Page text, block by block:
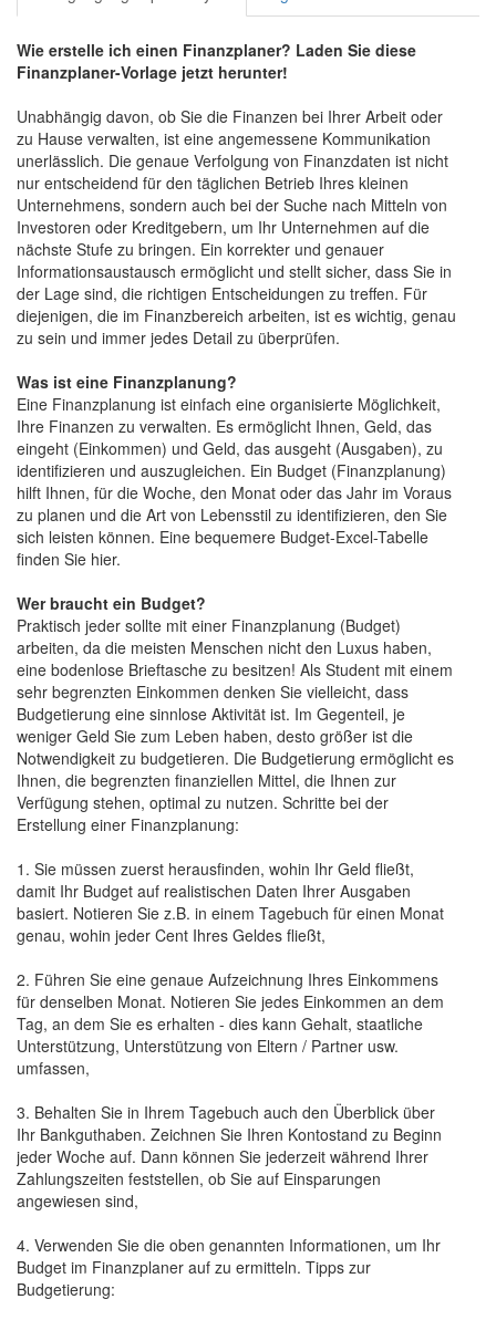
Wie erstelle ich einen Finanzplaner? Laden Sie diese
Finanzplaner-Vorlage jetzt herunter!
Unabhängig davon, ob Sie die Finanzen bei Ihrer Arbeit oder
zu Hause verwalten, ist eine angemessene Kommunikation
unerlässlich. Die genaue Verfolgung von Finanzdaten ist nicht
nur entscheidend für den täglichen Betrieb Ihres kleinen
Unternehmens, sondern auch bei der Suche nach Mitteln von
Investoren oder Kreditgebern, um Ihr Unternehmen auf die
nächste Stufe zu bringen. Ein korrekter und genauer
Informationsaustausch ermöglicht und stellt sicher, dass Sie in
der Lage sind, die richtigen Entscheidungen zu treffen. Für
diejenigen, die im Finanzbereich arbeiten, ist es wichtig, genau
zu sein und immer jedes Detail zu überprüfen.
Was ist eine Finanzplanung?
Eine Finanzplanung ist einfach eine organisierte Möglichkeit,
Ihre Finanzen zu verwalten. Es ermöglicht Ihnen, Geld, das
eingeht (Einkommen) und Geld, das ausgeht (Ausgaben), zu
identifizieren und auszugleichen. Ein Budget (Finanzplanung)
hilft Ihnen, für die Woche, den Monat oder das Jahr im Voraus
zu planen und die Art von Lebensstil zu identifizieren, den Sie
sich leisten können. Eine bequemere Budget-Excel-Tabelle
finden Sie hier.
Wer braucht ein Budget?
Praktisch jeder sollte mit einer Finanzplanung (Budget)
arbeiten, da die meisten Menschen nicht den Luxus haben,
eine bodenlose Brieftasche zu besitzen! Als Student mit einem
sehr begrenzten Einkommen denken Sie vielleicht, dass
Budgetierung eine sinnlose Aktivität ist. Im Gegenteil, je
weniger Geld Sie zum Leben haben, desto größer ist die
Notwendigkeit zu budgetieren. Die Budgetierung ermöglicht es
Ihnen, die begrenzten finanziellen Mittel, die Ihnen zur
Verfügung stehen, optimal zu nutzen. Schritte bei der
Erstellung einer Finanzplanung:
1. Sie müssen zuerst herausfinden, wohin Ihr Geld fließt,
damit Ihr Budget auf realistischen Daten Ihrer Ausgaben
basiert. Notieren Sie z.B. in einem Tagebuch für einen Monat
genau, wohin jeder Cent Ihres Geldes fließt,
2. Führen Sie eine genaue Aufzeichnung Ihres Einkommens
für denselben Monat. Notieren Sie jedes Einkommen an dem
Tag, an dem Sie es erhalten - dies kann Gehalt, staatliche
Unterstützung, Unterstützung von Eltern / Partner usw.
umfassen,
3. Behalten Sie in Ihrem Tagebuch auch den Überblick über
Ihr Bankguthaben. Zeichnen Sie Ihren Kontostand zu Beginn
jeder Woche auf. Dann können Sie jederzeit während Ihrer
Zahlungszeiten feststellen, ob Sie auf Einsparungen
angewiesen sind,
4. Verwenden Sie die oben genannten Informationen, um Ihr
Budget im Finanzplaner auf zu ermitteln. Tipps zur
Budgetierung: